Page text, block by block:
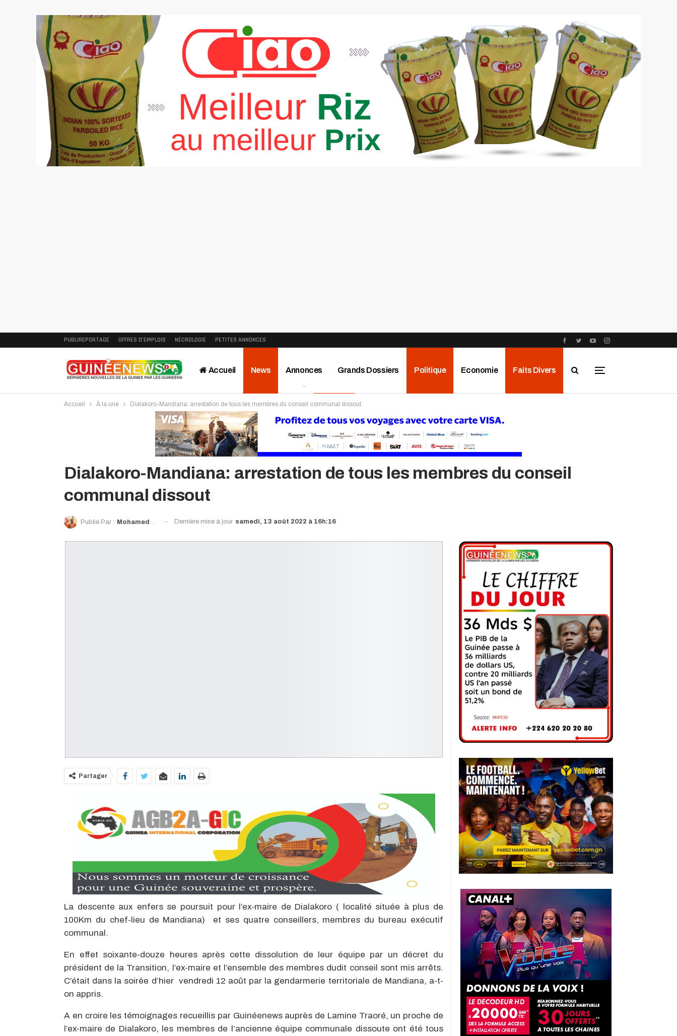
PUBLIREPORTAGE OFFRES D’EMPLOIS NÉCROLOGIE PETITES ANNONCES
Accueil News Annonces Grands Dossiers Politique Economie Faits Divers
Interviews Publireportage Région
Accueil À la une Dialakoro-Mandiana: arrestation de tous les membres du conseil communal dissout
Dialakoro-Mandiana: arrestation de tous les membres du conseil
communal dissout
Publié Par : Mohamed Moro Sacko Dernière mise à jour samedi, 13 août 2022 à 16h:16
Partager
La descente aux enfers se poursuit pour l’ex-maire de Dialakoro ( localité située à plus de
100Km du chef-lieu de Mandiana) et ses quatre conseillers, membres du bureau exécutif
communal.
En effet soixante-douze heures après cette dissolution de leur équipe par un décret du
président de la Transition, l’ex-maire et l’ensemble des membres dudit conseil sont mis arrêts.
C’était dans la soirée d’hier vendredi 12 août par la gendarmerie territoriale de Mandiana, a-t-
on appris.
A en croire les témoignages recueillis par Guinéenews auprès de Lamine Traoré, un proche de
l’ex-maire de Dialakoro, les membres de l’ancienne équipe communale dissoute ont été tous